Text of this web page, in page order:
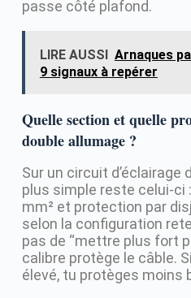
passe côté plafond.
LIRE AUSSI Arnaques
9 signaux à repérer
Quelle section et quelle
double allumage ?
Sur un circuit d’éclairage
plus simple reste celui-ci
mm² et protection par
selon la configuration
pas de “mettre plus fort
calibre protège le câble.
élevé, tu protèges moins